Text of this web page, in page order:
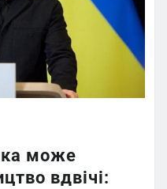
може
вдвічі: